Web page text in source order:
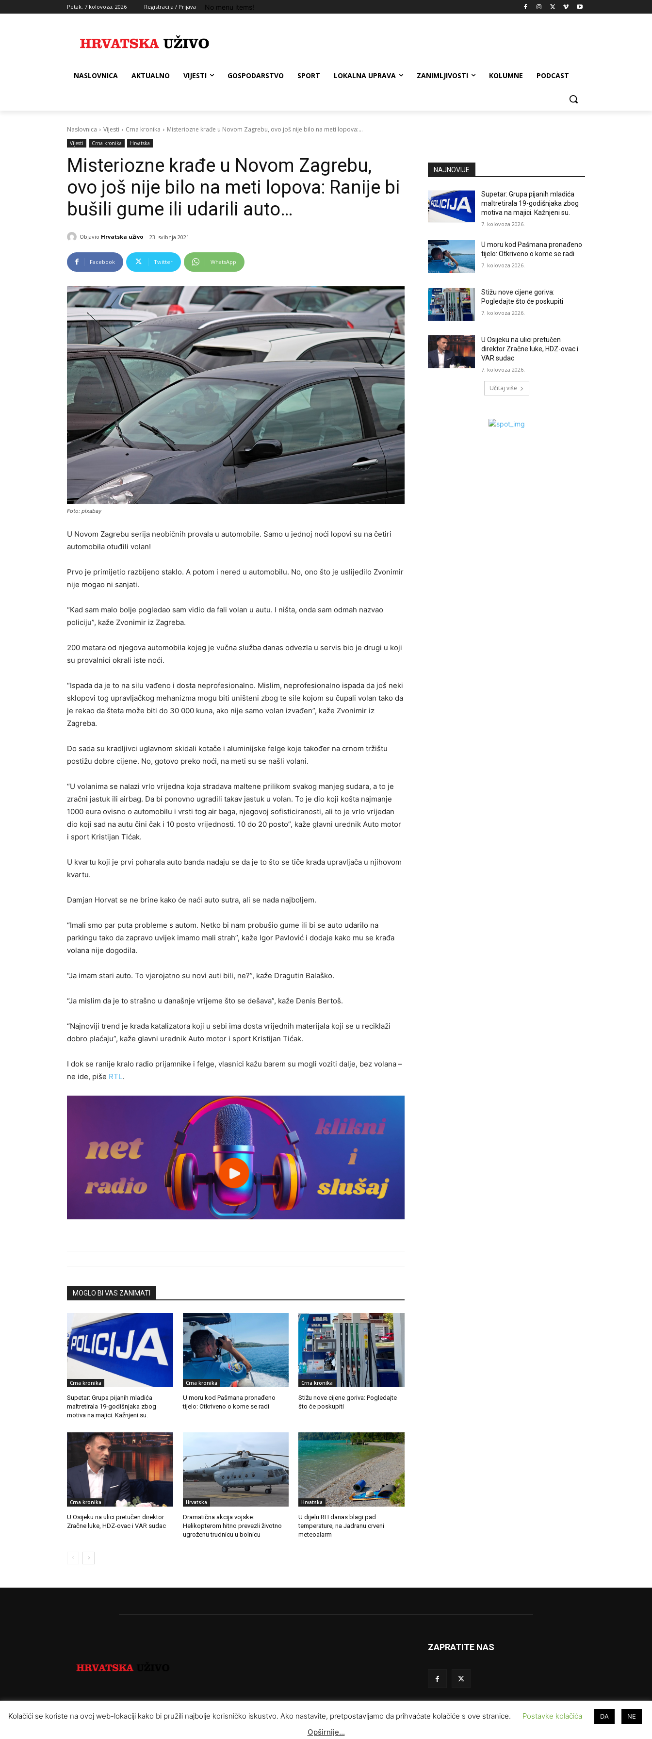
Petak, 7 kolovoza, 2026 Registracija / Prijava No menu items!
NASLOVNICA AKTUALNO VIJESTI GOSPODARSTVO SPORT LOKALNA UPRAVA ZANIMLJIVOSTI KOLUMNE PODCAST
Naslovnica Vijesti Crna kronika Misteriozne krađe u Novom Zagrebu, ovo još nije bilo na meti lopova:...
Vijesti Crna kronika Hrvatska
Misteriozne krađe u Novom Zagrebu,
ovo još nije bilo na meti lopova: Ranije bi
bušili gume ili udarili auto…
Objavio Hrvatska uživo 23. svibnja 2021.
Facebook Twitter WhatsApp
Foto: pixabay
U Novom Zagrebu serija neobičnih provala u automobile. Samo u jednoj noći lopovi su na četiri
automobila otuđili volan!
Prvo je primijetio razbijeno staklo. A potom i nered u automobilu. No, ono što je uslijedilo Zvonimir
nije mogao ni sanjati.
“Kad sam malo bolje pogledao sam vidio da fali volan u autu. I ništa, onda sam odmah nazvao
policiju”, kaže Zvonimir iz Zagreba.
200 metara od njegova automobila kojeg je vučna služba danas odvezla u servis bio je drugi u koji
su provalnici okrali iste noći.
“Ispada da je to na silu vađeno i dosta neprofesionalno. Mislim, neprofesionalno ispada da još neki
sklopovi tog upravljačkog mehanizma mogu biti uništeni zbog te sile kojom su čupali volan tako da
je rekao da šteta može biti do 30 000 kuna, ako nije samo volan izvađen”, kaže Zvonimir iz
Zagreba.
Do sada su kradljivci uglavnom skidali kotače i aluminijske felge koje također na crnom tržištu
postižu dobre cijene. No, gotovo preko noći, na meti su se našli volani.
“U volanima se nalazi vrlo vrijedna koja stradava maltene prilikom svakog manjeg sudara, a to je
zračni jastuk ili airbag. Da bi ponovno ugradili takav jastuk u volan. To je dio koji košta najmanje
1000 eura ovisno o automobilu i vrsti tog air baga, njegovoj sofisticiranosti, ali to je vrlo vrijedan
dio koji sad na autu čini čak i 10 posto vrijednosti. 10 do 20 posto”, kaže glavni urednik Auto motor
i sport Kristijan Tićak.
U kvartu koji je prvi poharala auto banda nadaju se da je to što se tiče krađa upravljača u njihovom
kvartu.
Damjan Horvat se ne brine kako će naći auto sutra, ali se nada najboljem.
“Imali smo par puta probleme s autom. Netko bi nam probušio gume ili bi se auto udarilo na
parkingu tako da zapravo uvijek imamo mali strah”, kaže Igor Pavlović i dodaje kako mu se krađa
volana nije dogodila.
“Ja imam stari auto. To vjerojatno su novi auti bili, ne?”, kaže Dragutin Balaško.
“Ja mislim da je to strašno u današnje vrijeme što se dešava”, kaže Denis Bertoš.
“Najnoviji trend je krađa katalizatora koji u sebi ima dosta vrijednih materijala koji se u reciklaži
dobro plaćaju”, kaže glavni urednik Auto motor i sport Kristijan Tićak.
I dok se ranije kralo radio prijamnike i felge, vlasnici kažu barem su mogli voziti dalje, bez volana –
ne ide, piše RTL.
MOGLO BI VAS ZANIMATI
Crna kronika
Supetar: Grupa pijanih mladića
maltretirala 19-godišnjaka zbog
motiva na majici. Kažnjeni su.
Crna kronika
U moru kod Pašmana pronađeno
tijelo: Otkriveno o kome se radi
Crna kronika
Stižu nove cijene goriva: Pogledajte
što će poskupiti
Crna kronika
U Osijeku na ulici pretučen direktor
Zračne luke, HDZ-ovac i VAR sudac
Hrvatska
Dramatična akcija vojske:
Helikopterom hitno prevezli životno
ugroženu trudnicu u bolnicu
Hrvatska
U dijelu RH danas blagi pad
temperature, na Jadranu crveni
meteoalarm
NAJNOVIJE
Supetar: Grupa pijanih mladića
maltretirala 19-godišnjaka zbog
motiva na majici. Kažnjeni su.
7. kolovoza 2026.
U moru kod Pašmana pronađeno
tijelo: Otkriveno o kome se radi
7. kolovoza 2026.
Stižu nove cijene goriva:
Pogledajte što će poskupiti
7. kolovoza 2026.
U Osijeku na ulici pretučen
direktor Zračne luke, HDZ-ovac i
VAR sudac
7. kolovoza 2026.
Učitaj više
ZAPRATITE NAS
Pravila privatnosti
Kolačići se koriste na ovoj web-lokaciji kako bi pružili najbolje korisničko iskustvo. Ako nastavite, pretpostavljamo da prihvaćate kolačiće s ove stranice. Postavke kolačića DA NE
Opširnije…